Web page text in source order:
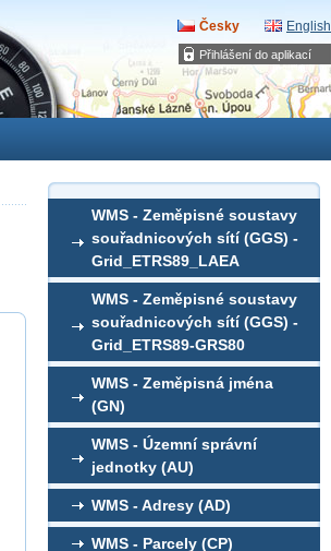
Přihlášení do aplikací
Česky English
WMS - Zeměpisné soustavy
souřadnicových sítí (GGS) -
Grid_ETRS89_LAEA
WMS - Zeměpisné soustavy
souřadnicových sítí (GGS) -
Grid_ETRS89-GRS80
WMS - Zeměpisná jména
(GN)
WMS - Územní správní
jednotky (AU)
WMS - Adresy (AD)
WMS - Parcely (CP)